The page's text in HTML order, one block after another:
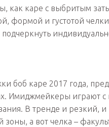
как каре с выбритым
формой и густотой
боб каре 2017 года,
Имиджмейкеры играют
В тренде и резкий,
зоны, а вот челка –